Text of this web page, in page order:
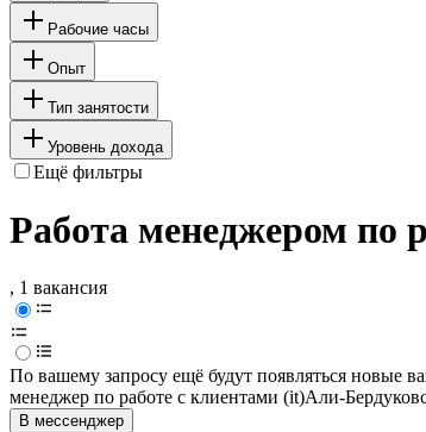
Рабочие часы
Опыт
Тип занятости
Уровень дохода
Ещё фильтры
Работа менеджером по
, 1 вакансия
По вашему запросу ещё будут появляться новые
менеджер по работе с клиентами (it)Али-
В мессенджер